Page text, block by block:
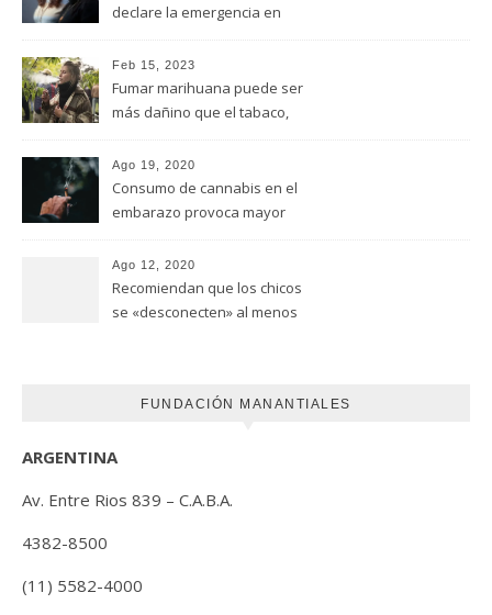
declare la emergencia en
Feb 15, 2023
Fumar marihuana puede ser
más dañino que el tabaco,
Universidad de Ottawa
Ago 19, 2020
Consumo de cannabis en el
embarazo provoca mayor
(FUNDACION MANANTIALES)
Ago 12, 2020
Recomiendan que los chicos
se «desconecten» al menos
FUNDACIÓN MANANTIALES
ARGENTINA
Av. Entre Rios 839 – C.A.B.A.
4382-8500
(11) 5582-4000